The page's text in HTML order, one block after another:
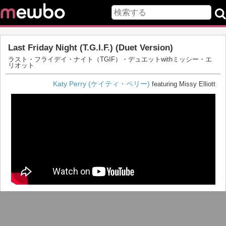
Last Friday Night (T.G.I.F.) (Duet Version)
ラスト・フライデイ・ナイト（TGIF）・デュエットwithミッシー・エ
リオット
Katy Perry (ケイティ・ペリー) featuring Missy Elliott